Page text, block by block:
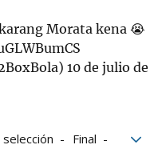
Morata kena 😭
10 de julio de
selección
Final